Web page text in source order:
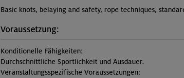
Basic knots, belaying and safety, rope techniques,
Voraussetzung:
Konditionelle Fähigkeiten:
Durchschnittliche Sportlichkeit und Ausdauer.
Veranstaltungsspezifische Voraussetzungen: